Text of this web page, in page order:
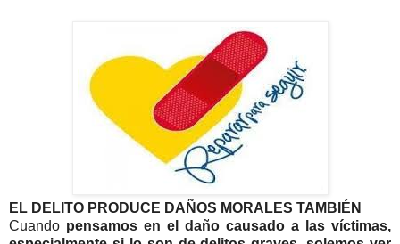
EL DELITO PRODUCE DAÑOS MORALES TAMBIÉN
Cuando pensamos en el daño causado a las víctimas,